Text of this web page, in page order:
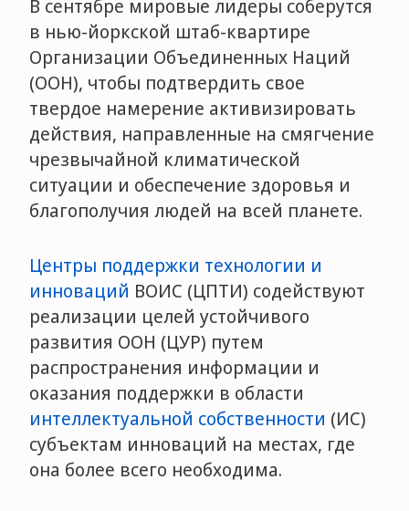
В сентябре мировые лидеры соберутся
в нью-йоркской штаб-квартире
Организации Объединенных Наций
(ООН), чтобы подтвердить свое
твердое намерение активизировать
действия, направленные на смягчение
чрезвычайной климатической
ситуации и обеспечение здоровья и
благополучия людей на всей планете.
Центры поддержки технологии и
инноваций ВОИС (ЦПТИ) содействуют
реализации целей устойчивого
развития ООН (ЦУР) путем
распространения информации и
оказания поддержки в области
интеллектуальной собственности (ИС)
субъектам инноваций на местах, где
она более всего необходима.